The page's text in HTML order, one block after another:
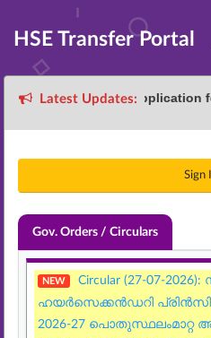
HSE Transfer Portal
Latest Updates:
Transfer Application
Sign
Gov. Orders / Circulars
NEW
Circular (27-07-
ഹയർസെക്കൻഡറി
2026-27 പൊതുസ്ഥലംമാറ്റ